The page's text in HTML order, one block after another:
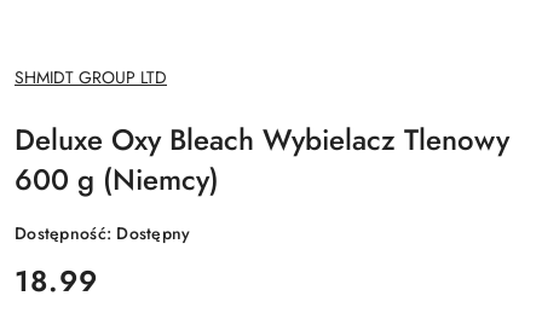
NAZWA
PRODUCENTA:
SHMIDT GROUP LTD
Deluxe Oxy Bleach Wybielacz Tlenowy
600 g (Niemcy)
Dostępność: Dostępny
cena:
18.99